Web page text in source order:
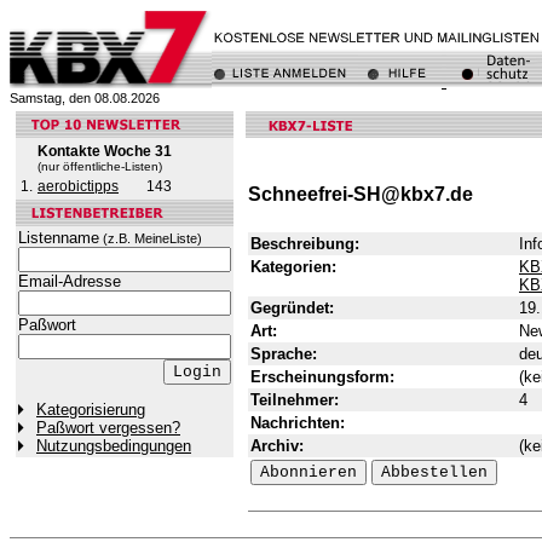
Samstag, den 08.08.2026
Kontakte Woche 31
(nur öffentliche-Listen)
1. aerobictipps 143
Listenname (z.B. MeineListe)
Email-Adresse
Paßwort
Kategorisierung
Paßwort vergessen?
Nutzungsbedingungen
Schneefrei-SH@kbx7.de
Beschreibung:
Kategorien:
Gegründet:
Art:
Sprache:
Erscheinungsform:
Teilnehmer:
4
Nachrichten:
Archiv: